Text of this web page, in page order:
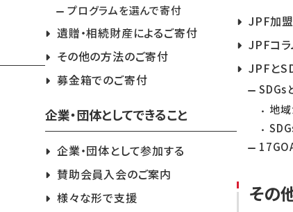
プログラムを選んで寄付
遺贈・相続財産によるご寄付
その他の方法のご寄付
募金箱でのご寄付
企業・団体としてできること
企業・団体として参加する
賛助会員入会のご案内
様々な形で支援
JPF加
JPFコラ
JPFと
SDGs
地
その